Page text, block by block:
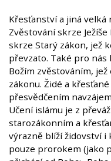
Křesťanství a jiná velká
Zvěstování skrze
skrze Starý zákon, jež
převzato. Také pro
Božím zvěstováním,
zákonu. Židé a
přesvědčením
Učení islámu je z
starozákonním a
výrazně blíží židovství i
pouze prorokem (jako